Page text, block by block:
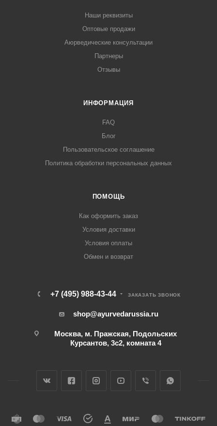
Наши реквизиты
Оптовые продажи
Аюрведические консультации
Партнеры
Отзывы
ИНФОРМАЦИЯ
FAQ
Блог
Пользовательское соглашение
Политика обработки персональных данных
ПОМОЩЬ
Как оформить заказ
Условия доставки
Условия оплаты
Обмен и возврат
+7 (495) 988-43-44 ЗАКАЗАТЬ ЗВОНОК
shop@ayurvedarussia.ru
Москва, м. Пражская, Подольских
Курсантов, 3с2, комната 4